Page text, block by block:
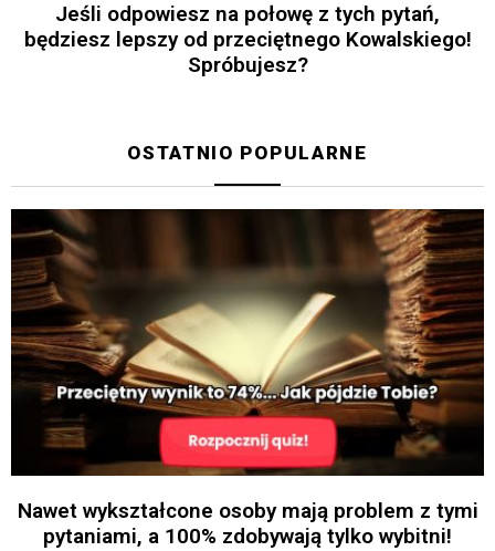
Jeśli odpowiesz na połowę z tych pytań,
będziesz lepszy od przeciętnego Kowalskiego!
Spróbujesz?
OSTATNIO POPULARNE
Nawet wykształcone osoby mają problem z tymi
pytaniami, a 100% zdobywają tylko wybitni!